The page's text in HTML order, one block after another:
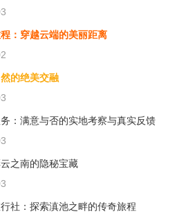
：穿越云端的美丽距离
的绝美交融
：满意与否的实地考察与真实反馈
之南的隐秘宝藏
社：探索滇池之畔的传奇旅程